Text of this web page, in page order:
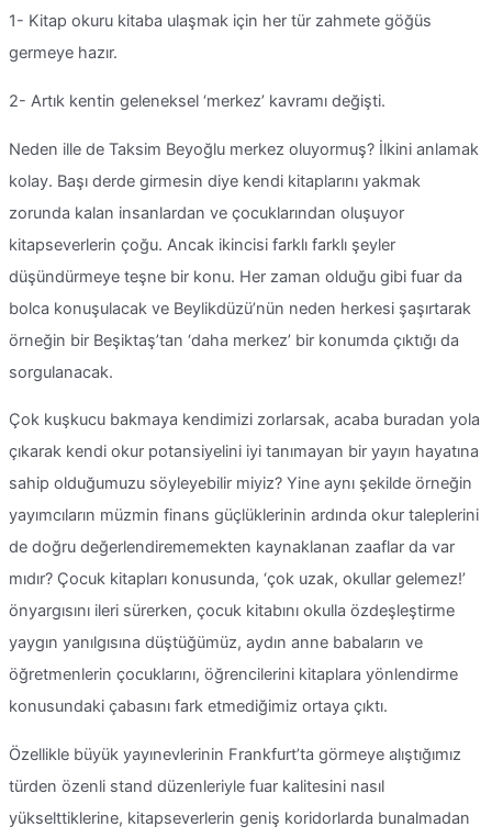
1- Kitap okuru kitaba ulaşmak için her tür zahmete göğüs
germeye hazır.
2- Artık kentin geleneksel ‘merkez’ kavramı değişti.
Neden ille de Taksim Beyoğlu merkez oluyormuş? İlkini anlamak
kolay. Başı derde girmesin diye kendi kitaplarını yakmak
zorunda kalan insanlardan ve çocuklarından oluşuyor
kitapseverlerin çoğu. Ancak ikincisi farklı farklı şeyler
düşündürmeye teşne bir konu. Her zaman olduğu gibi fuar da
bolca konuşulacak ve Beylikdüzü’nün neden herkesi şaşırtarak
örneğin bir Beşiktaş’tan ‘daha merkez’ bir konumda çıktığı da
sorgulanacak.
Çok kuşkucu bakmaya kendimizi zorlarsak, acaba buradan yola
çıkarak kendi okur potansiyelini iyi tanımayan bir yayın hayatına
sahip olduğumuzu söyleyebilir miyiz? Yine aynı şekilde örneğin
yayımcıların müzmin finans güçlüklerinin ardında okur taleplerini
de doğru değerlendirememekten kaynaklanan zaaflar da var
mıdır? Çocuk kitapları konusunda, ‘çok uzak, okullar gelemez!’
önyargısını ileri sürerken, çocuk kitabını okulla özdeşleştirme
yaygın yanılgısına düştüğümüz, aydın anne babaların ve
öğretmenlerin çocuklarını, öğrencilerini kitaplara yönlendirme
konusundaki çabasını fark etmediğimiz ortaya çıktı.
Özellikle büyük yayınevlerinin Frankfurt’ta görmeye alıştığımız
türden özenli stand düzenleriyle fuar kalitesini nasıl
yükselttiklerine, kitapseverlerin geniş koridorlarda bunalmadan